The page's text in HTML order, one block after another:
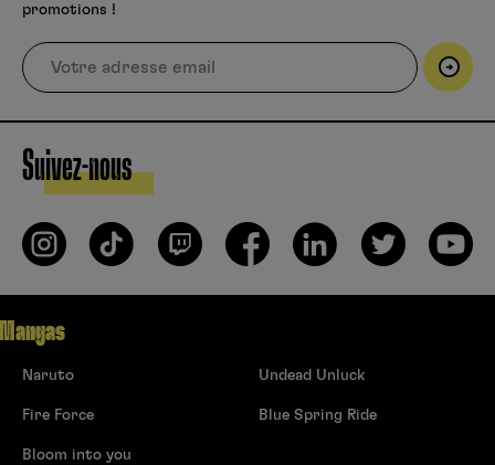
promotions !
Suivez-nous
Mangas
Naruto
Fire Force
Bloom into you
Undead Unluck
Blue Spring Ride